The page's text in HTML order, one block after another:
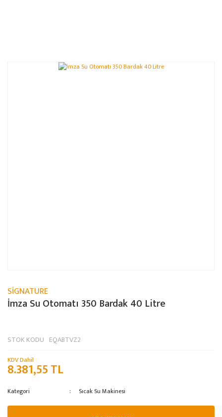
SİGNATURE
İmza Su Otomatı 350 Bardak 40 Litre
STOK KODU EQABTVZ2
KDV Dahil
8.381,55 TL
Kategori Sıcak Su Makinesi